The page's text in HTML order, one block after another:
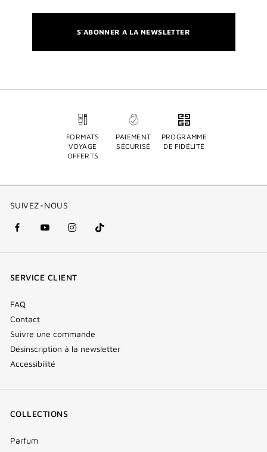
S'ABONNER A LA NEWSLETTER
FORMATS
VOYAGE
OFFERTS
PAIEMENT
SÉCURISÉ
PROGRAMME
DE FIDÉLITÉ
SUIVEZ-NOUS
facebook
(nouvelle
youtube
(nouvelle
instagram
(nouvelle
Tik
Tok
SERVICE CLIENT
FAQ
Contact
Suivre une commande
Désinscription à la newsletter
Accessibilité
COLLECTIONS
Parfum